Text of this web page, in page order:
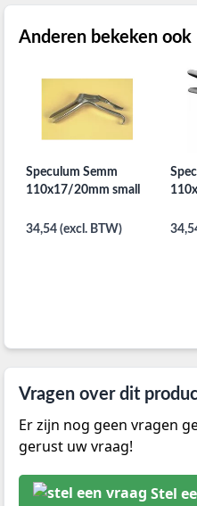
Anderen bekeken ook
Speculum Semm
110x17/20mm small
34,54 (excl. BTW)
Vragen over dit
Er zijn nog geen vragen
gerust uw vraag!
Stel